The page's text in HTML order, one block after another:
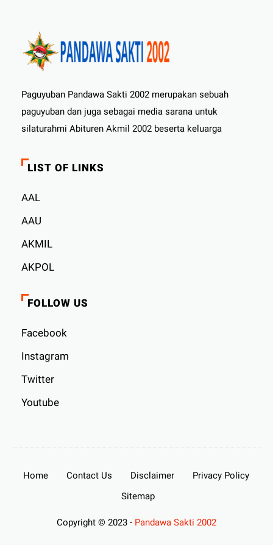
Paguyuban Pandawa Sakti 2002 merupakan sebuah
paguyuban dan juga sebagai media sarana untuk
silaturahmi Abituren Akmil 2002 beserta keluarga
LIST OF LINKS
AAL
AAU
AKMIL
AKPOL
FOLLOW US
Facebook
Instagram
Twitter
Youtube
Home Contact Us Disclaimer
Privacy Policy
Sitemap
Copyright © 2023 - Pandawa Sakti 2002